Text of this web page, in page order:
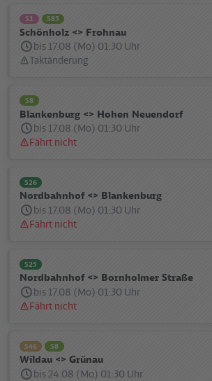
S1 S85
Schönholz <> Frohnau
bis 17.08 (Mo) 01:30 Uhr
Statusmeldung:
Taktänderung
S8
Blankenburg <> Hohen Neuendorf
bis 17.08 (Mo) 01:30 Uhr
Statusmeldung:
Fährt nicht
S26
Nordbahnhof <> Blankenburg
bis 17.08 (Mo) 01:30 Uhr
Statusmeldung:
Fährt nicht
S25
Nordbahnhof <> Bornholmer Straße
bis 17.08 (Mo) 01:30 Uhr
Statusmeldung:
Fährt nicht
S46 S8
Wildau <> Grünau
bis 24.08 (Mo) 01:30 Uhr